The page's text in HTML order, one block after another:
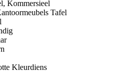
Kommersieel
Tafel
Kleurdiens